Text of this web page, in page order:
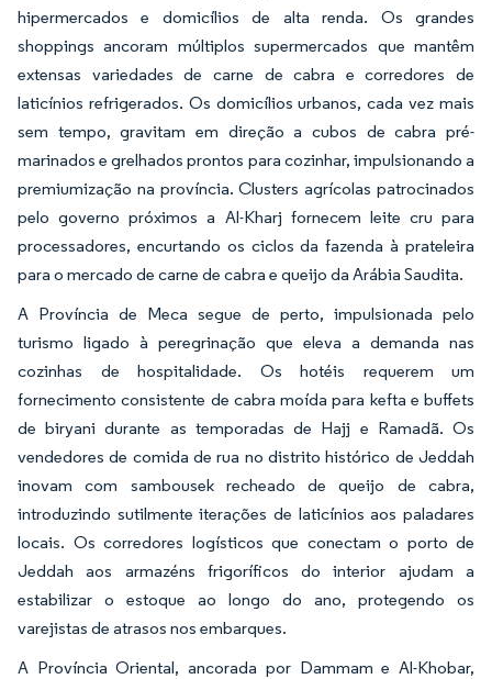
hipermercados e domicílios de alta renda. Os grandes
shoppings ancoram múltiplos supermercados que mantêm
extensas variedades de carne de cabra e corredores de
laticínios refrigerados. Os domicílios urbanos, cada vez mais
sem tempo, gravitam em direção a cubos de cabra pré-
marinados e grelhados prontos para cozinhar, impulsionando a
premiumização na província. Clusters agrícolas patrocinados
pelo governo próximos a Al-Kharj fornecem leite cru para
processadores, encurtando os ciclos da fazenda à prateleira
para o mercado de carne de cabra e queijo da Arábia Saudita.
A Província de Meca segue de perto, impulsionada pelo
turismo ligado à peregrinação que eleva a demanda nas
cozinhas de hospitalidade. Os hotéis requerem um
fornecimento consistente de cabra moída para kefta e buffets
de biryani durante as temporadas de Hajj e Ramadã. Os
vendedores de comida de rua no distrito histórico de Jeddah
inovam com sambousek recheado de queijo de cabra,
introduzindo sutilmente iterações de laticínios aos paladares
locais. Os corredores logísticos que conectam o porto de
Jeddah aos armazéns frigoríficos do interior ajudam a
estabilizar o estoque ao longo do ano, protegendo os
varejistas de atrasos nos embarques.
A Província Oriental, ancorada por Dammam e Al-Khobar,